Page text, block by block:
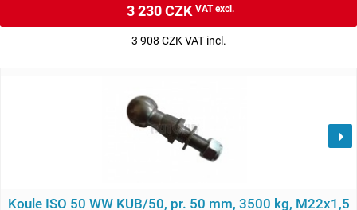
3 230 CZKVAT excl.
3 908 CZK VAT incl.
Koule ISO 50 WW KUB/50, pr. 50 mm, 3500 kg, M22x1,5